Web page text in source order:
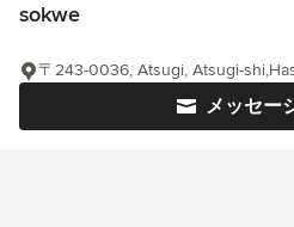
sokwe
メッセー
〒243-0036, Atsugi, Atsugi-